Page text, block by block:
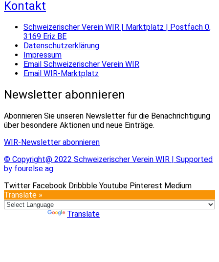
Kontakt
Schweizerischer Verein WIR | Marktplatz | Postfach 0,
3169 Eriz BE
Datenschutzerklärung
Impressum
Email Schweizerischer Verein WIR
Email WIR-Marktplatz
Newsletter abonnieren
Abonnieren Sie unseren Newsletter für die Benachrichtigung
über besondere Aktionen und neue Einträge.
WIR-Newsletter abonnieren
© Copyright@ 2022 Schweizerischer Verein WIR | Supported
by fourelse ag
Twitter Facebook Dribbble Youtube Pinterest Medium
Translate »
Translate